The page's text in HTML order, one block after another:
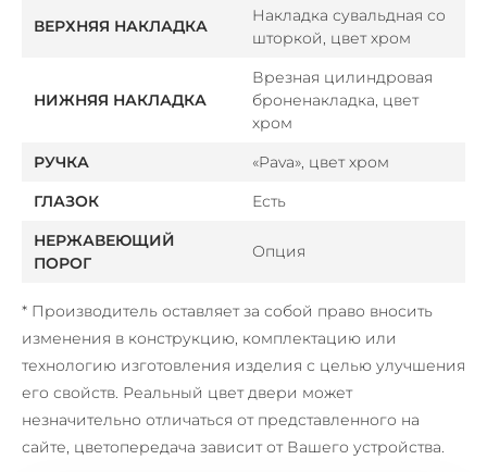
ВЕРХНЯЯ НАКЛАДКА
Накладка сувальдная со
шторкой, цвет хром
НИЖНЯЯ НАКЛАДКА
Врезная цилиндровая
броненакладка, цвет
хром
РУЧКА
«Pava», цвет хром
ГЛАЗОК
Есть
НЕРЖАВЕЮЩИЙ
ПОРОГ
Опция
* Производитель оставляет за собой право вносить
изменения в конструкцию, комплектацию или
технологию изготовления изделия с целью улучшения
его свойств. Реальный цвет двери может
незначительно отличаться от представленного на
сайте, цветопередача зависит от Вашего устройства.